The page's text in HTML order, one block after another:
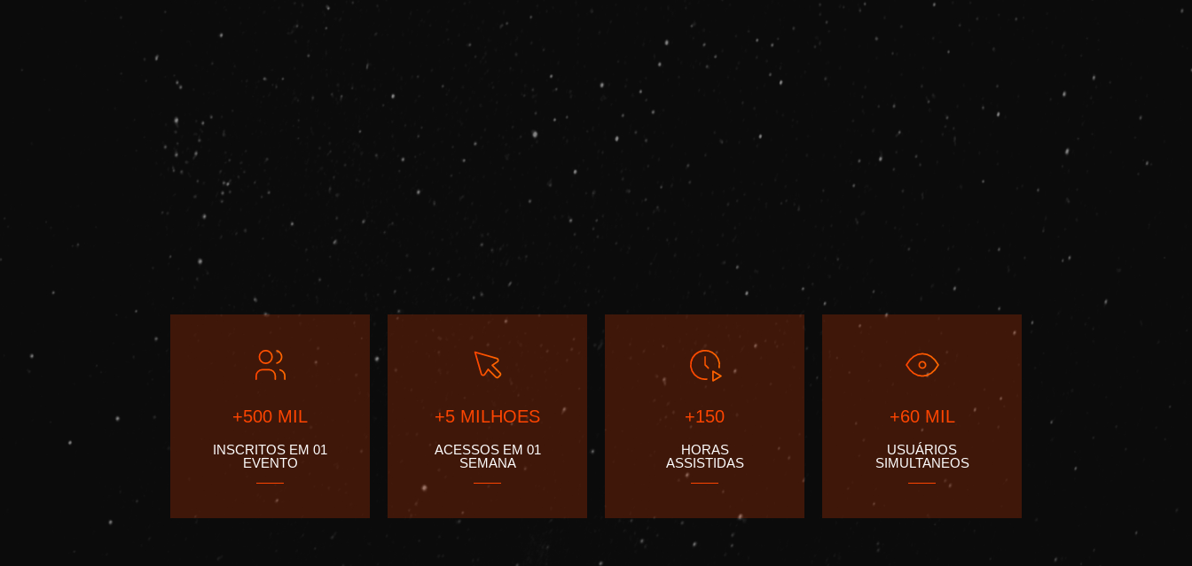
+500 MIL
INSCRITOS EM 01
EVENTO
+5 MILHOES
ACESSOS EM 01
SEMANA
+150
HORAS
ASSISTIDAS
+60 MIL
USUÁRIOS
SIMULTANEOS